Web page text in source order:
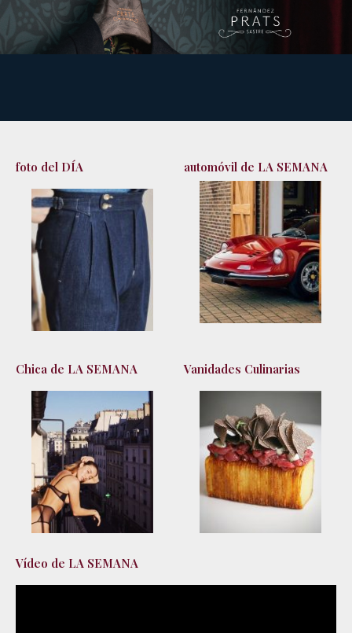
foto del DÍA automóvil de LA SEMANA
Chica de LA SEMANA Vanidades Culinarias
Vídeo de LA SEMANA